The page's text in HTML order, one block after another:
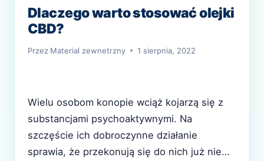
Dlaczego warto stosować olejki
CBD?
Przez Material zewnetrzny 1 sierpnia, 2022
Wielu osobom konopie wciąż kojarzą się z
substancjami psychoaktywnymi. Na
szczęście ich dobroczynne działanie
sprawia, że przekonują się do nich już nie